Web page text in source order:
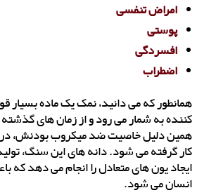
امراض تنفسی
پوستی
افسردگی
اضطراب
همانطور که می دانید‌، نمک یک ماده بسیار
کننده به شمار می رود و از زمان های گذشته
همین دلیل خاصیت ضد میکروب بودنش، در
کار گرفته می شود. دانه های این سنگ،
ایجاد یون های متعادل را انجام می دهد که
انسان می شود.